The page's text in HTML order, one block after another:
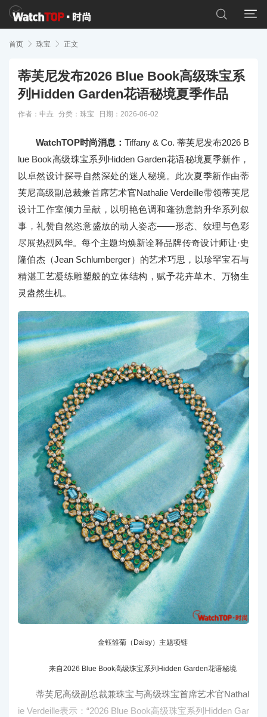


首页  珠宝  正文
蒂芙尼发布2026 Blue Book高级珠宝系
列Hidden Garden花语秘境夏季作品
作者：申垚 分类： 珠宝 日期：2026-06-02
WatchTOP时尚消息： Tiffany & Co. 蒂芙尼发布2026 B
lue Book高级珠宝系列Hidden Garden花语秘境夏季新作，
以卓然设计探寻自然深处的迷人秘境。此次夏季新作由蒂
芙尼高级副总裁兼首席艺术官Nathalie Verdeille带领蒂芙尼
设计工作室倾力呈献，以明艳色调和蓬勃意韵升华系列叙
事，礼赞自然恣意盛放的动人姿态——形态、纹理与色彩
尽展热烈风华。每个主题均焕新诠释品牌传奇设计师让·史
隆伯杰（Jean Schlumberger）的艺术巧思，以珍罕宝石与
精湛工艺凝练雕塑般的立体结构，赋予花卉草木、万物生
灵盎然生机。
金钰雏菊（Daisy）主题项链
来自2026 Blue Book高级珠宝系列Hidden Garden花语秘境
蒂芙尼高级副总裁兼珠宝与高级珠宝首席艺术官Nathal
ie Verdeille表示：“2026 Blue Book高级珠宝系列Hidden Gar